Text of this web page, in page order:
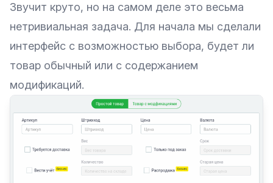
Звучит круто, но на самом деле это весьма
нетривиальная задача. Для начала мы сделали
интерфейс с возможностью выбора, будет ли
товар обычный или с содержанием
модификаций.